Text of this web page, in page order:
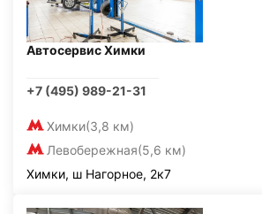
Автосервис Химки
+7 (495) 989-21-31
Химки(3,8 км)
Левобережная(5,6 км)
Химки, ш Нагорное, 2к7